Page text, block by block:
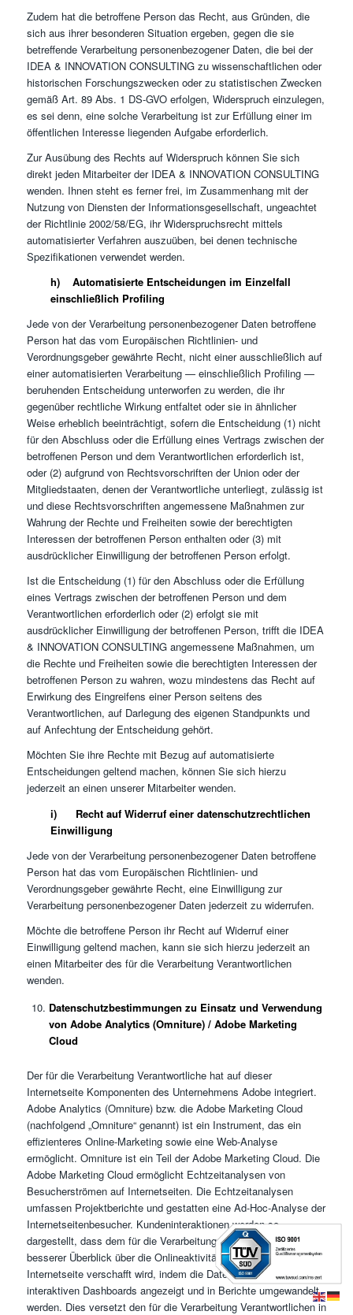
Zudem hat die betroffene Person das Recht, aus Gründen, die
sich aus ihrer besonderen Situation ergeben, gegen die sie
betreffende Verarbeitung personenbezogener Daten, die bei der
IDEA & INNOVATION CONSULTING zu wissenschaftlichen oder
historischen Forschungszwecken oder zu statistischen Zwecken
gemäß Art. 89 Abs. 1 DS-GVO erfolgen, Widerspruch einzulegen,
es sei denn, eine solche Verarbeitung ist zur Erfüllung einer im
öffentlichen Interesse liegenden Aufgabe erforderlich.
Zur Ausübung des Rechts auf Widerspruch können Sie sich
direkt jeden Mitarbeiter der IDEA & INNOVATION CONSULTING
wenden. Ihnen steht es ferner frei, im Zusammenhang mit der
Nutzung von Diensten der Informationsgesellschaft, ungeachtet
der Richtlinie 2002/58/EG, ihr Widerspruchsrecht mittels
automatisierter Verfahren auszuüben, bei denen technische
Spezifikationen verwendet werden.
h) Automatisierte Entscheidungen im Einzelfall
einschließlich Profiling
Jede von der Verarbeitung personenbezogener Daten betroffene
Person hat das vom Europäischen Richtlinien- und
Verordnungsgeber gewährte Recht, nicht einer ausschließlich auf
einer automatisierten Verarbeitung — einschließlich Profiling —
beruhenden Entscheidung unterworfen zu werden, die ihr
gegenüber rechtliche Wirkung entfaltet oder sie in ähnlicher
Weise erheblich beeinträchtigt, sofern die Entscheidung (1) nicht
für den Abschluss oder die Erfüllung eines Vertrags zwischen der
betroffenen Person und dem Verantwortlichen erforderlich ist,
oder (2) aufgrund von Rechtsvorschriften der Union oder der
Mitgliedstaaten, denen der Verantwortliche unterliegt, zulässig ist
und diese Rechtsvorschriften angemessene Maßnahmen zur
Wahrung der Rechte und Freiheiten sowie der berechtigten
Interessen der betroffenen Person enthalten oder (3) mit
ausdrücklicher Einwilligung der betroffenen Person erfolgt.
Ist die Entscheidung (1) für den Abschluss oder die Erfüllung
eines Vertrags zwischen der betroffenen Person und dem
Verantwortlichen erforderlich oder (2) erfolgt sie mit
ausdrücklicher Einwilligung der betroffenen Person, trifft die IDEA
& INNOVATION CONSULTING angemessene Maßnahmen, um
die Rechte und Freiheiten sowie die berechtigten Interessen der
betroffenen Person zu wahren, wozu mindestens das Recht auf
Erwirkung des Eingreifens einer Person seitens des
Verantwortlichen, auf Darlegung des eigenen Standpunkts und
auf Anfechtung der Entscheidung gehört.
Möchten Sie ihre Rechte mit Bezug auf automatisierte
Entscheidungen geltend machen, können Sie sich hierzu
jederzeit an einen unserer Mitarbeiter wenden.
i) Recht auf Widerruf einer datenschutzrechtlichen
Einwilligung
Jede von der Verarbeitung personenbezogener Daten betroffene
Person hat das vom Europäischen Richtlinien- und
Verordnungsgeber gewährte Recht, eine Einwilligung zur
Verarbeitung personenbezogener Daten jederzeit zu widerrufen.
Möchte die betroffene Person ihr Recht auf Widerruf einer
Einwilligung geltend machen, kann sie sich hierzu jederzeit an
einen Mitarbeiter des für die Verarbeitung Verantwortlichen
wenden.
Datenschutzbestimmungen zu Einsatz und Verwendung
von Adobe Analytics (Omniture) / Adobe Marketing
Cloud
Der für die Verarbeitung Verantwortliche hat auf dieser
Internetseite Komponenten des Unternehmens Adobe integriert.
Adobe Analytics (Omniture) bzw. die Adobe Marketing Cloud
(nachfolgend „Omniture“ genannt) ist ein Instrument, das ein
effizienteres Online-Marketing sowie eine Web-Analyse
ermöglicht. Omniture ist ein Teil der Adobe Marketing Cloud. Die
Adobe Marketing Cloud ermöglicht Echtzeitanalysen von
Besucherströmen auf Internetseiten. Die Echtzeitanalysen
umfassen Projektberichte und gestatten eine Ad-Hoc-Analyse der
Internetseitenbesucher. Kundeninteraktionen werden so
dargestellt, dass dem für die Verarbeitung Verantwortlichen ein
besserer Überblick über die Onlineaktivitäten der Nutzer dieser
Internetseite verschafft wird, indem die Daten in einfachen und
interaktiven Dashboards angezeigt und in Berichte umgewandelt
werden. Dies versetzt den für die Verarbeitung Verantwortlichen in